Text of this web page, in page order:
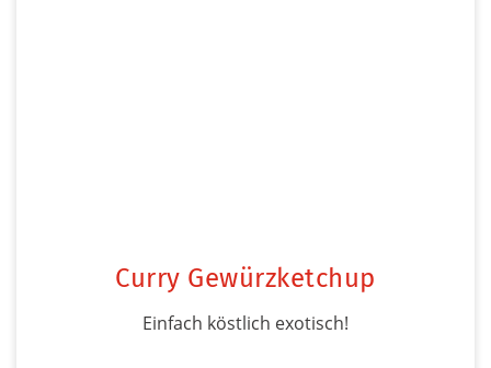
Curry Gewürzketchup
Einfach köstlich exotisch!